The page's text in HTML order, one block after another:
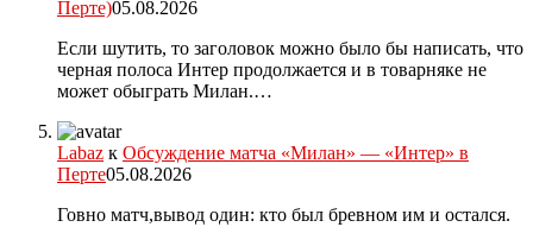
Перте)05.08.2026
Если шутить, то заголовок можно было бы написать, что
черная полоса Интер продолжается и в товарняке не
может обыграть Милан.…
Labaz к Обсуждение матча «Милан» — «Интер» в
Перте05.08.2026
Говно матч,вывод один: кто был бревном им и остался.